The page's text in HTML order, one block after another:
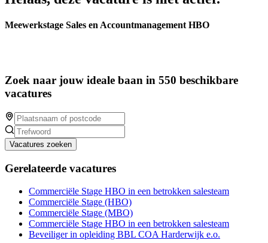
Meewerkstage Sales en Accountmanagement HBO
Zoek naar jouw ideale baan in 550 beschikbare
vacatures
Vacatures zoeken
Gerelateerde vacatures
Commerciële Stage HBO in een betrokken salesteam
Commerciële Stage (HBO)
Commerciële Stage (MBO)
Commerciële Stage HBO in een betrokken salesteam
Beveiliger in opleiding BBL COA Harderwijk e.o.